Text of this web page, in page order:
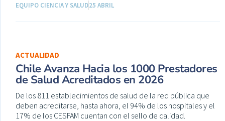
EQUIPO CIENCIA Y SALUD25 ABRIL
ACTUALIDAD
Chile Avanza Hacia los 1000 Prestadores
de Salud Acreditados en 2026
De los 811 establecimientos de salud de la red pública que
deben acreditarse, hasta ahora, el 94% de los hospitales y el
17% de los CESFAM cuentan con el sello de calidad.